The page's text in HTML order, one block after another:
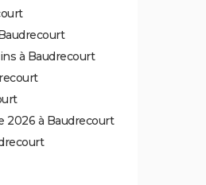
à Baudrecourt
2026 à Baudrecourt